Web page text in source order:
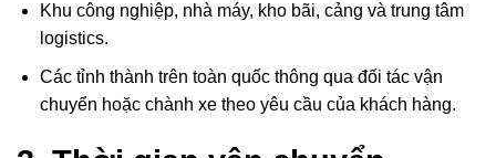
Khu công nghiệp, nhà máy, kho bãi, cảng và trung tâm
logistics.
Các tỉnh thành trên toàn quốc thông qua đối tác vận
chuyển hoặc chành xe theo yêu cầu của khách hàng.